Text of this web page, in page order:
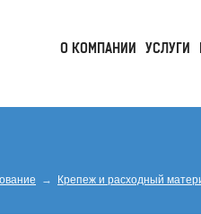
Компания
О КОМПАНИИ УСЛУГИ
→ Крепеж и расходный